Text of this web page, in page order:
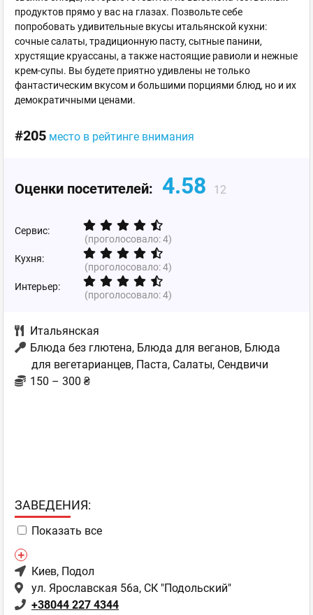
продуктов прямо у вас на глазах. Позвольте себе
попробовать удивительные вкусы итальянской кухни:
сочные салаты, традиционную пасту, сытные панини,
хрустящие круассаны, а также настоящие равиоли и нежные
крем-супы. Вы будете приятно удивлены не только
фантастическим вкусом и большими порциями блюд, но и их
демократичными ценами.
#205 место в рейтинге внимания
Оценки посетителей: 4.58 12
Сервис:
(проголосовало:4)
Кухня:
(проголосовало:4)
Интерьер:
(проголосовало:4)
Итальянская
Блюда без глютена, Блюда для веганов, Блюда
для вегетарианцев, Паста, Салаты, Сендвичи
150 – 300 ₴
ЗAВЕДЕНИЯ:
Показать все
Киев, Подол
ул. Ярославская 56а, СК "Подольский"
+38044 227 4344